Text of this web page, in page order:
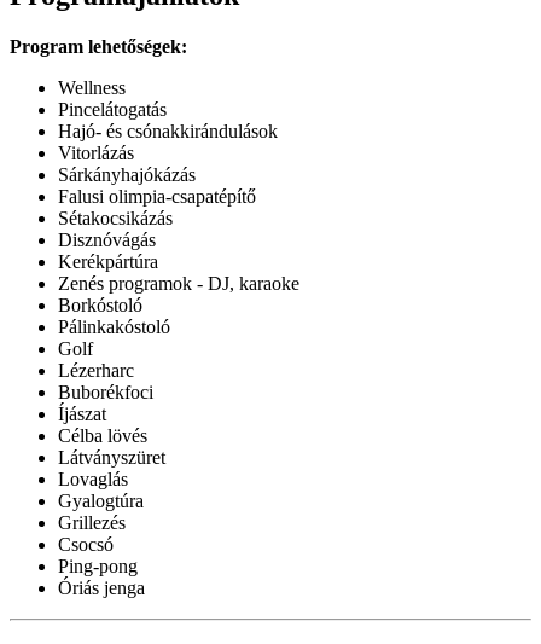
Program lehetőségek:
Wellness
Pincelátogatás
Hajó- és csónakkirándulások
Vitorlázás
Sárkányhajókázás
Falusi olimpia-csapatépítő
Sétakocsikázás
Disznóvágás
Kerékpártúra
Zenés programok - DJ, karaoke
Borkóstoló
Pálinkakóstoló
Golf
Lézerharc
Buborékfoci
Íjászat
Célba lövés
Látványszüret
Lovaglás
Gyalogtúra
Grillezés
Csocsó
Ping-pong
Óriás jenga